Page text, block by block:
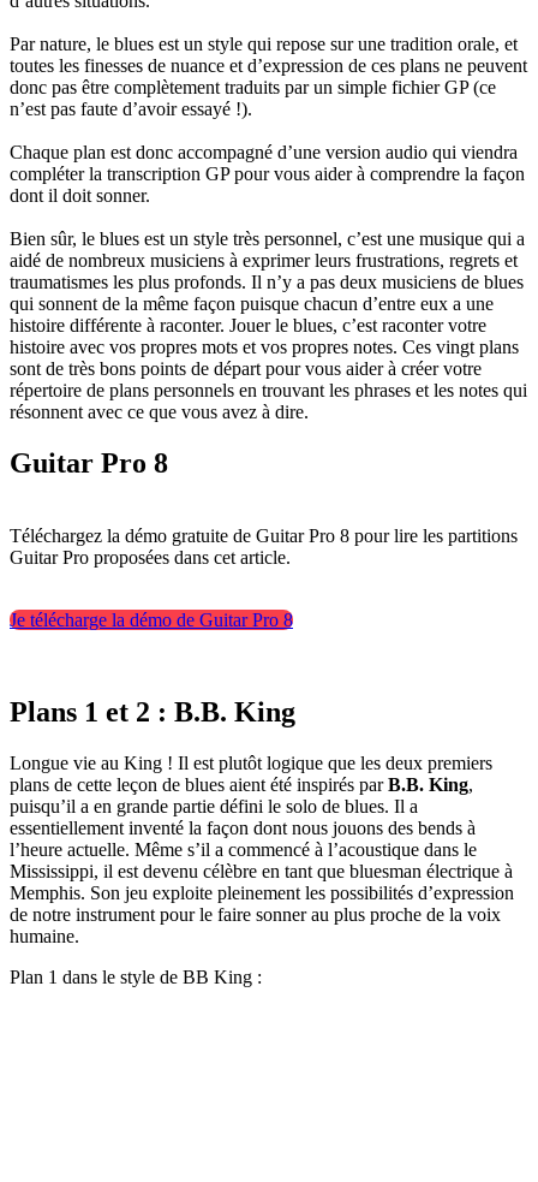
Par nature, le blues est un style qui repose sur une tradition orale, et
toutes les finesses de nuance et d’expression de ces plans ne peuvent
donc pas être complètement traduits par un simple fichier GP (ce
n’est pas faute d’avoir essayé !).
Chaque plan est donc accompagné d’une version audio qui viendra
compléter la transcription GP pour vous aider à comprendre la façon
dont il doit sonner.
Bien sûr, le blues est un style très personnel, c’est une musique qui a
aidé de nombreux musiciens à exprimer leurs frustrations, regrets et
traumatismes les plus profonds. Il n’y a pas deux musiciens de blues
qui sonnent de la même façon puisque chacun d’entre eux a une
histoire différente à raconter. Jouer le blues, c’est raconter votre
histoire avec vos propres mots et vos propres notes. Ces vingt plans
sont de très bons points de départ pour vous aider à créer votre
répertoire de plans personnels en trouvant les phrases et les notes qui
résonnent avec ce que vous avez à dire.
Guitar Pro 8
Téléchargez la démo gratuite de Guitar Pro 8 pour lire les partitions
Guitar Pro proposées dans cet article.
Je télécharge la démo de Guitar Pro 8
Plans 1 et 2 : B.B. King
Longue vie au King ! Il est plutôt logique que les deux premiers
plans de cette leçon de blues aient été inspirés parB.B. King,
puisqu’il a en grande partie défini le solo de blues. Il a
essentiellement inventé la façon dont nous jouons des bends à
l’heure actuelle. Même s’il a commencé à l’acoustique dans le
Mississippi, il est devenu célèbre en tant que bluesman électrique à
Memphis. Son jeu exploite pleinement les possibilités d’expression
de notre instrument pour le faire sonner au plus proche de la voix
humaine.
Plan 1 dans le style de BB King :